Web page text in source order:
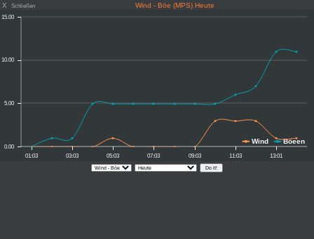
X Schließen Wind - Böe (MPS) Heute